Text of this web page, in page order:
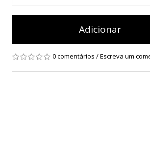
Adicionar
0 comentários /Escreva um